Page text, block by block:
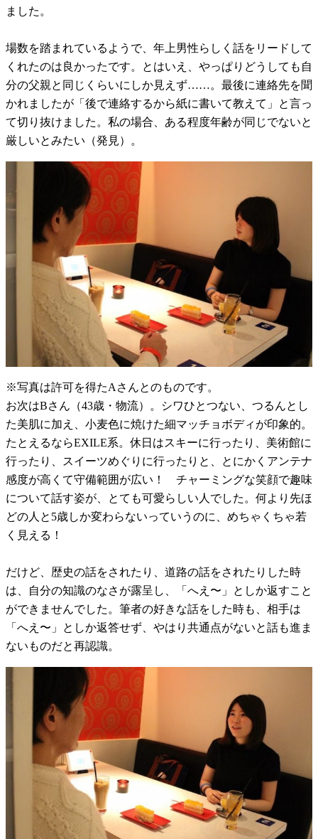
ました。
場数を踏まれているようで、年上男性らしく話をリードして
くれたのは良かったです。とはいえ、やっぱりどうしても自
分の父親と同じくらいにしか見えず……。最後に連絡先を聞
かれましたが「後で連絡するから紙に書いて教えて」と言っ
て切り抜けました。私の場合、ある程度年齢が同じでないと
厳しいとみたい（発見）。
※写真は許可を得たAさんとのものです。
お次はBさん（43歳・物流）。シワひとつない、つるんとし
た美肌に加え、小麦色に焼けた細マッチョボディが印象的。
たとえるならEXILE系。休日はスキーに行ったり、美術館に
行ったり、スイーツめぐりに行ったりと、とにかくアンテナ
感度が高くて守備範囲が広い！ チャーミングな笑顔で趣味
について話す姿が、とても可愛らしい人でした。何より先ほ
どの人と5歳しか変わらないっていうのに、めちゃくちゃ若
く見える！
だけど、歴史の話をされたり、道路の話をされたりした時
は、自分の知識のなさが露呈し、「へえ〜」としか返すこと
ができませんでした。筆者の好きな話をした時も、相手は
「へえ〜」としか返答せず、やはり共通点がないと話も進ま
ないものだと再認識。